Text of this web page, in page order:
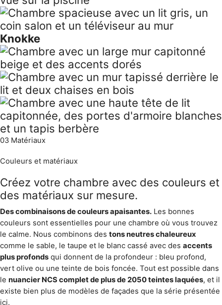
03 Matériaux
Couleurs et matériaux
Créez votre chambre avec des couleurs et
des matériaux sur mesure.
Des combinaisons de couleurs apaisantes.Les bonnes
couleurs sont essentielles pour une chambre où vous trouvez
le calme. Nous combinons des tons neutres chaleureux
comme le sable, le taupe et le blanc cassé avec des accents
plus profondsqui donnent de la profondeur : bleu profond,
vert olive ou une teinte de bois foncée. Tout est possible dans
existe bien plus de modèles de façades que la série présentée
Des matériaux qui résistent à l'usage quotidien.
ce qui convient à la pièce, à l'usage et au budget. Les
échantillons sont côte à côte dans leshowroom de Kapellen,
pour que vous les voyiez à la lumière du jour avant toute
commande.